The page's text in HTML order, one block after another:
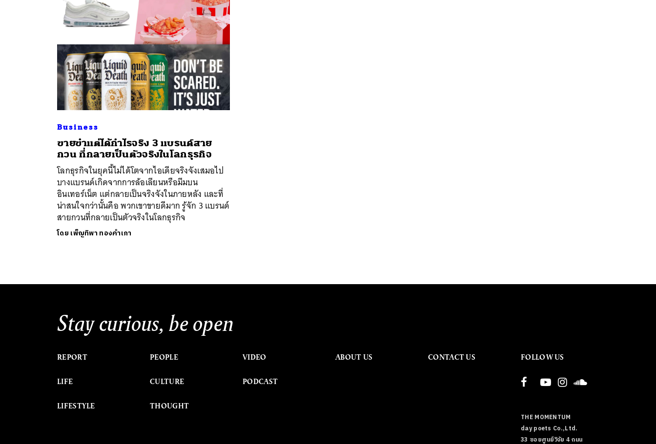
Business
ขายขำแต่ได้กำไรจริง 3 แบรนด์สาย
กวน ที่กลายเป็นตัวจริงในโลกธุรกิจ
โลกธุรกิจในยุคนี้ไม่ได้โตจากไอเดียจริงจังเสมอไป
บางแบรนด์เกิดจากการล้อเลียนหรือมีมบน
อินเทอร์เน็ต แต่กลายเป็นจริงจังในภายหลัง และที่
น่าสนใจกว่านั้นคือ พวกเขาขายดีมาก รู้จัก 3 แบรนด์
สายกวนที่กลายเป็นตัวจริงในโลกธุรกิจ
โดย เพ็ญทิพา ทองคำเภา
Stay curious, be open
REPORT
LIFE
LIFESTYLE
PEOPLE
CULTURE
THOUGHT
VIDEO
PODCAST
ABOUT US CONTACT US FOLLOW US
THE MOMENTUM
day poets Co.,Ltd.
33 ซอยศูนย์วิจัย 4 ถนน
ค้นหา